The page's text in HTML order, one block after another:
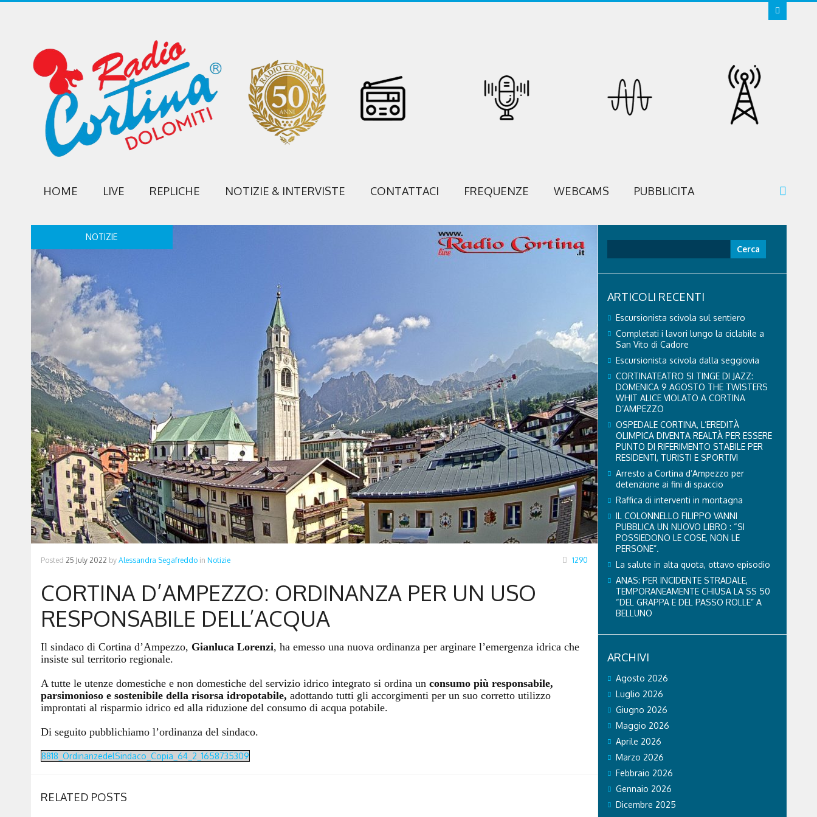
HOME LIVE REPLICHE NOTIZIE & INTERVISTE CONTATTACI FREQUENZE WEBCAMS PUBBLICITA
NOTIZIE
Posted 25 July 2022 by Alessandra Segafreddo in Notizie 1290
CORTINA D’AMPEZZO: ORDINANZA PER UN USO
RESPONSABILE DELL’ACQUA
Il sindaco di Cortina d’Ampezzo, Gianluca Lorenzi, ha emesso una nuova ordinanza per arginare l’emergenza idrica che
insiste sul territorio regionale.
A tutte le utenze domestiche e non domestiche del servizio idrico integrato si ordina un consumo più responsabile,
parsimonioso e sostenibile della risorsa idropotabile, adottando tutti gli accorgimenti per un suo corretto utilizzo
improntati al risparmio idrico ed alla riduzione del consumo di acqua potabile.
Di seguito pubblichiamo l’ordinanza del sindaco.
8818_OrdinanzedelSindaco_Copia_64_2_1658735309
RELATED POSTS
ARTICOLI RECENTI
Escursionista scivola sul sentiero
Completati i lavori lungo la ciclabile a
San Vito di Cadore
Escursionista scivola dalla seggiovia
CORTINATEATRO SI TINGE DI JAZZ:
DOMENICA 9 AGOSTO THE TWISTERS
WHIT ALICE VIOLATO A CORTINA
D’AMPEZZO
OSPEDALE CORTINA, L’EREDITÀ
OLIMPICA DIVENTA REALTÀ PER ESSERE
PUNTO DI RIFERIMENTO STABILE PER
RESIDENTI, TURISTI E SPORTIVI
Arresto a Cortina d’Ampezzo per
detenzione ai fini di spaccio
Raffica di interventi in montagna
IL COLONNELLO FILIPPO VANNI
PUBBLICA UN NUOVO LIBRO : “SI
POSSIEDONO LE COSE, NON LE
PERSONE”.
La salute in alta quota, ottavo episodio
ANAS: PER INCIDENTE STRADALE,
TEMPORANEAMENTE CHIUSA LA SS 50
“DEL GRAPPA E DEL PASSO ROLLE” A
BELLUNO
ARCHIVI
Agosto 2026
Luglio 2026
Giugno 2026
Maggio 2026
Aprile 2026
Marzo 2026
Febbraio 2026
Gennaio 2026
Dicembre 2025